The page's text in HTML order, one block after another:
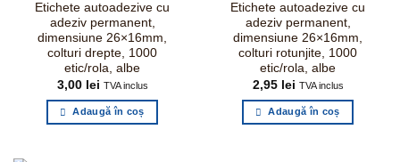
Etichete autoadezive cu
adeziv permanent,
dimensiune 26×16mm,
colturi drepte, 1000
etic/rola, albe
3,00 lei TVA inclus
Adaugă în coș
Etichete autoadezive cu
adeziv permanent,
dimensiune 26×16mm,
colturi rotunjite, 1000
etic/rola, albe
2,95 lei TVA inclus
Adaugă în coș